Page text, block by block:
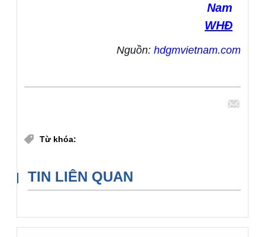
Nam
WHĐ
Nguồn: hdgmvietnam.com
Từ khóa:
TIN LIÊN QUAN